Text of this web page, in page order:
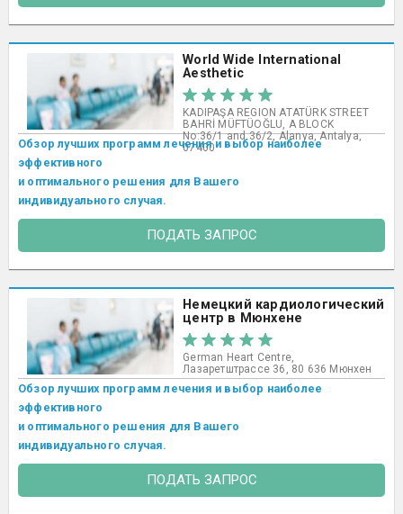
World Wide International
Aesthetic
KADIPAŞA REGION ATATÜRK STREET
BAHRİ MÜFTÜOĞLU, A BLOCK
No:36/1 and 36/2, Alanya, Antalya,
07400
Обзор лучших программ лечения и выбор наиболее
эффективного
и оптимального решения для Вашего
индивидуального случая.
ПОДАТЬ ЗАПРОС
Немецкий кардиологический
центр в Мюнхене
German Heart Centre,
Лазаретштрассе 36, 80 636 Мюнхен
Обзор лучших программ лечения и выбор наиболее
эффективного
и оптимального решения для Вашего
индивидуального случая.
ПОДАТЬ ЗАПРОС